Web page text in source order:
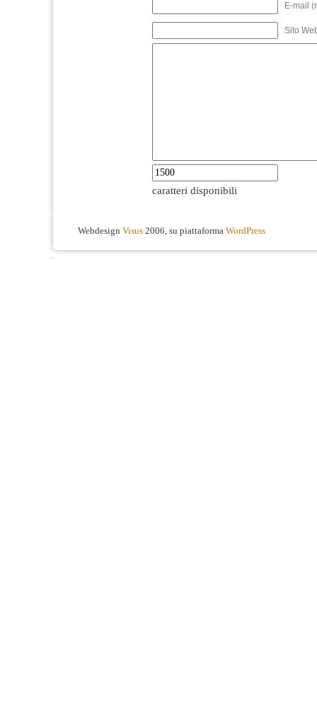
E-mail
Sito
caratteri disponibili
Webdesign Visus 2006, su piattaforma WordPress